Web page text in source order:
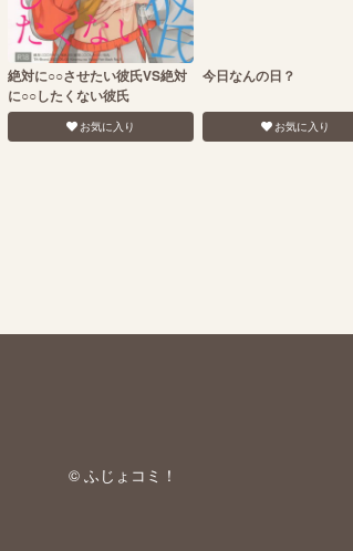
絶対に○○させたい彼氏VS絶対
に○○したくない彼氏
お気に入り
今日なんの日？
お気に入り
© ふじょコミ！